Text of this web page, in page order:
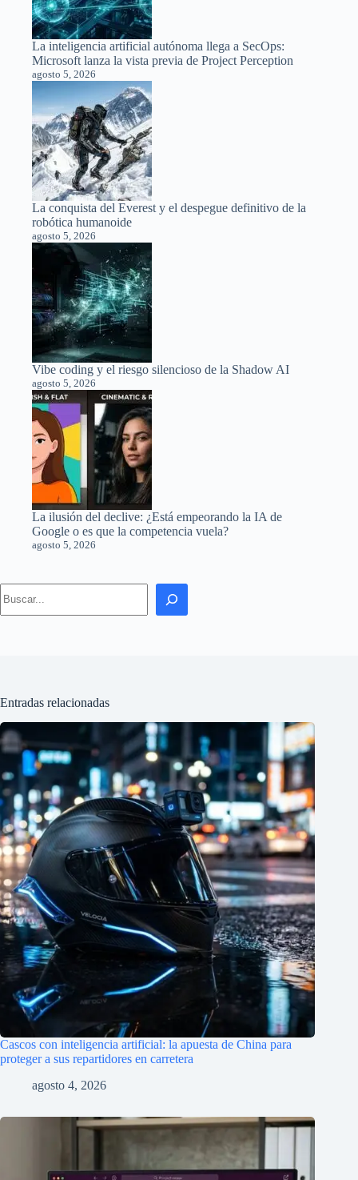
La inteligencia artificial autónoma llega a SecOps:
Microsoft lanza la vista previa de Project Perception
agosto 5, 2026
La conquista del Everest y el despegue definitivo de la
robótica humanoide
agosto 5, 2026
Vibe coding y el riesgo silencioso de la Shadow AI
agosto 5, 2026
La ilusión del declive: ¿Está empeorando la IA de
Google o es que la competencia vuela?
agosto 5, 2026
Entradas relacionadas
Cascos con inteligencia artificial: la apuesta de China para
proteger a sus repartidores en carretera
agosto 4, 2026